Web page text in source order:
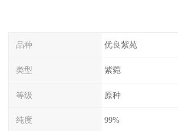
品种 优良紫苑
类型 紫菀
等级 原种
纯度 99%